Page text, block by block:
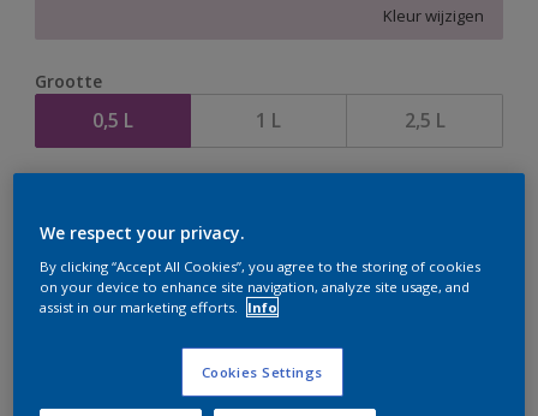
Kleur wijzigen
Grootte
0,5 L 1 L 2,5 L
Op dit moment is het niet mogelijk dit product online
te bestellen. Houd de website in de gaten, we werken
er hard aan om de voorraad aan te vullen.
We respect your privacy.
By clicking “Accept All Cookies”, you agree to the storing of cookies
on your device to enhance site navigation, analyze site usage, and
assist in our marketing efforts.
Info
Cookies Settings